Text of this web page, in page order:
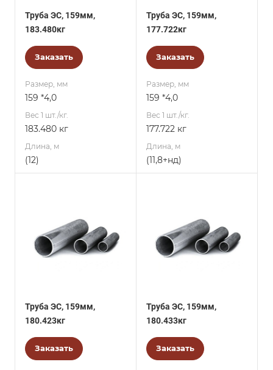
Труба ЭС, 159мм,
183.480кг
Заказать
Размер, мм
159 *4,0
Вес 1 шт./кг.
183.480 кг
Длина, м
(12)
Труба ЭС, 159мм,
177.722кг
Заказать
Размер, мм
159 *4,0
Вес 1 шт./кг.
177.722 кг
Длина, м
(11,8+нд)
Труба ЭС, 159мм,
180.423кг
Заказать
Труба ЭС, 159мм,
180.433кг
Заказать